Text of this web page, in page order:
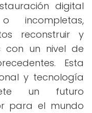
digital
reconstruir y
con un nivel de
Esta
y tecnología
un futuro
para el mundo